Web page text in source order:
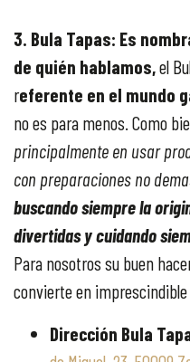
3. Bula Tapas: Es
de quién hablamos,el
referente en el mundo
no es para menos. Como
principalmente en usar
con preparaciones no
buscando siempre la
divertidas y cuidando
Para nosotros su buen
convierte en imprescindible
Dirección Bula